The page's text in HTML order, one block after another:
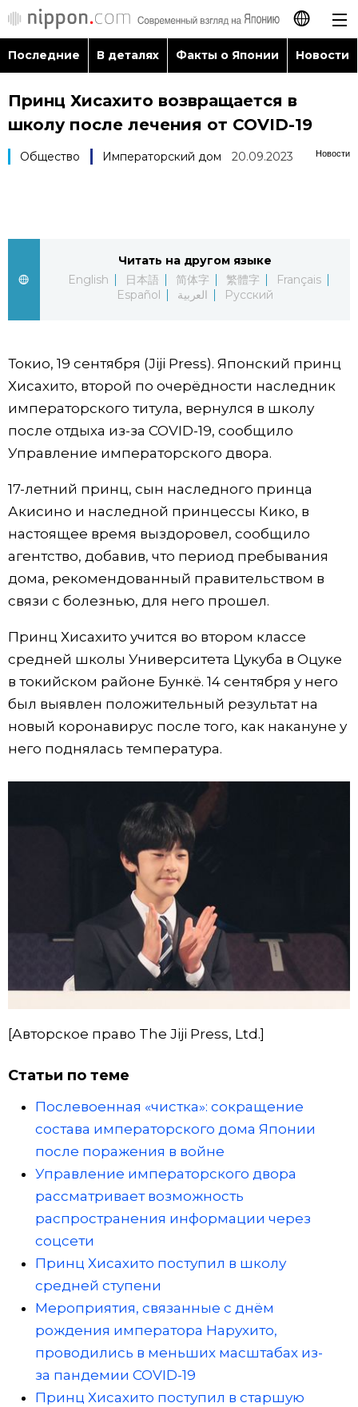
日本語
English
Español
العربية
Последние
Факты о Японии
Новости
Фото/Видео
Разделы
Блог
Политика
Экономика
Общество
Культура
Жизнь
Японский язык
Японский калейдоскоп
Семья
Еда и напитки
official SNS
Последние В деталях Факты о Японии Новости
Принц Хисахито возвращается в
школу после лечения от COVID-19
Новости
Общество Императорский дом 20.09.2023
Читать на другом языке
English
日本語 简体字 繁體字
Français
Español
العربية Русский
Токио, 19 сентября (Jiji Press). Японский принц
Хисахито, второй по очерёдности наследник
императорского титула, вернулся в школу
после отдыха из-за COVID-19, сообщило
Управление императорского двора.
17-летний принц, сын наследного принца
Акисино и наследной принцессы Кико, в
настоящее время выздоровел, сообщило
агентство, добавив, что период пребывания
дома, рекомендованный правительством в
связи с болезнью, для него прошел.
Принц Хисахито учится во втором классе
средней школы Университета Цукуба в Оцуке
в токийском районе Бункё. 14 сентября у него
был выявлен положительный результат на
новый коронавирус после того, как накануне у
него поднялась температура.
[Авторское право The Jiji Press, Ltd.]
Статьи по теме
Послевоенная «чистка»: сокращение
состава императорского дома Японии
после поражения в войне
Управление императорского двора
рассматривает возможность
распространения информации через
соцсети
Принц Хисахито поступил в школу
средней ступени
Мероприятия, связанные с днём
рождения императора Нарухито,
проводились в меньших масштабах из-
за пандемии COVID-19
Принц Хисахито поступил в старшую